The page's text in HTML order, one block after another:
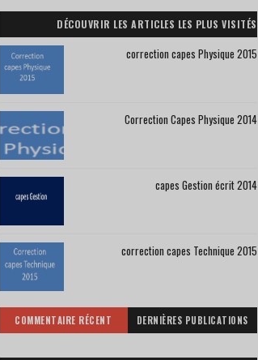
DÉCOUVRIR LES ARTICLES LES PLUS VISITÉS
correction capes Physique 2015
Correction Capes Physique 2014
capes Gestion écrit 2014
correction capes Technique 2015
COMMENTAIRE RÉCENT
DERNIÈRES PUBLICATIONS